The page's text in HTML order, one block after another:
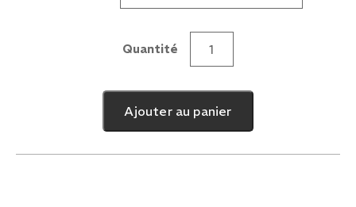
Quantitéquantité
Seba
Hook
Ajouter au panier